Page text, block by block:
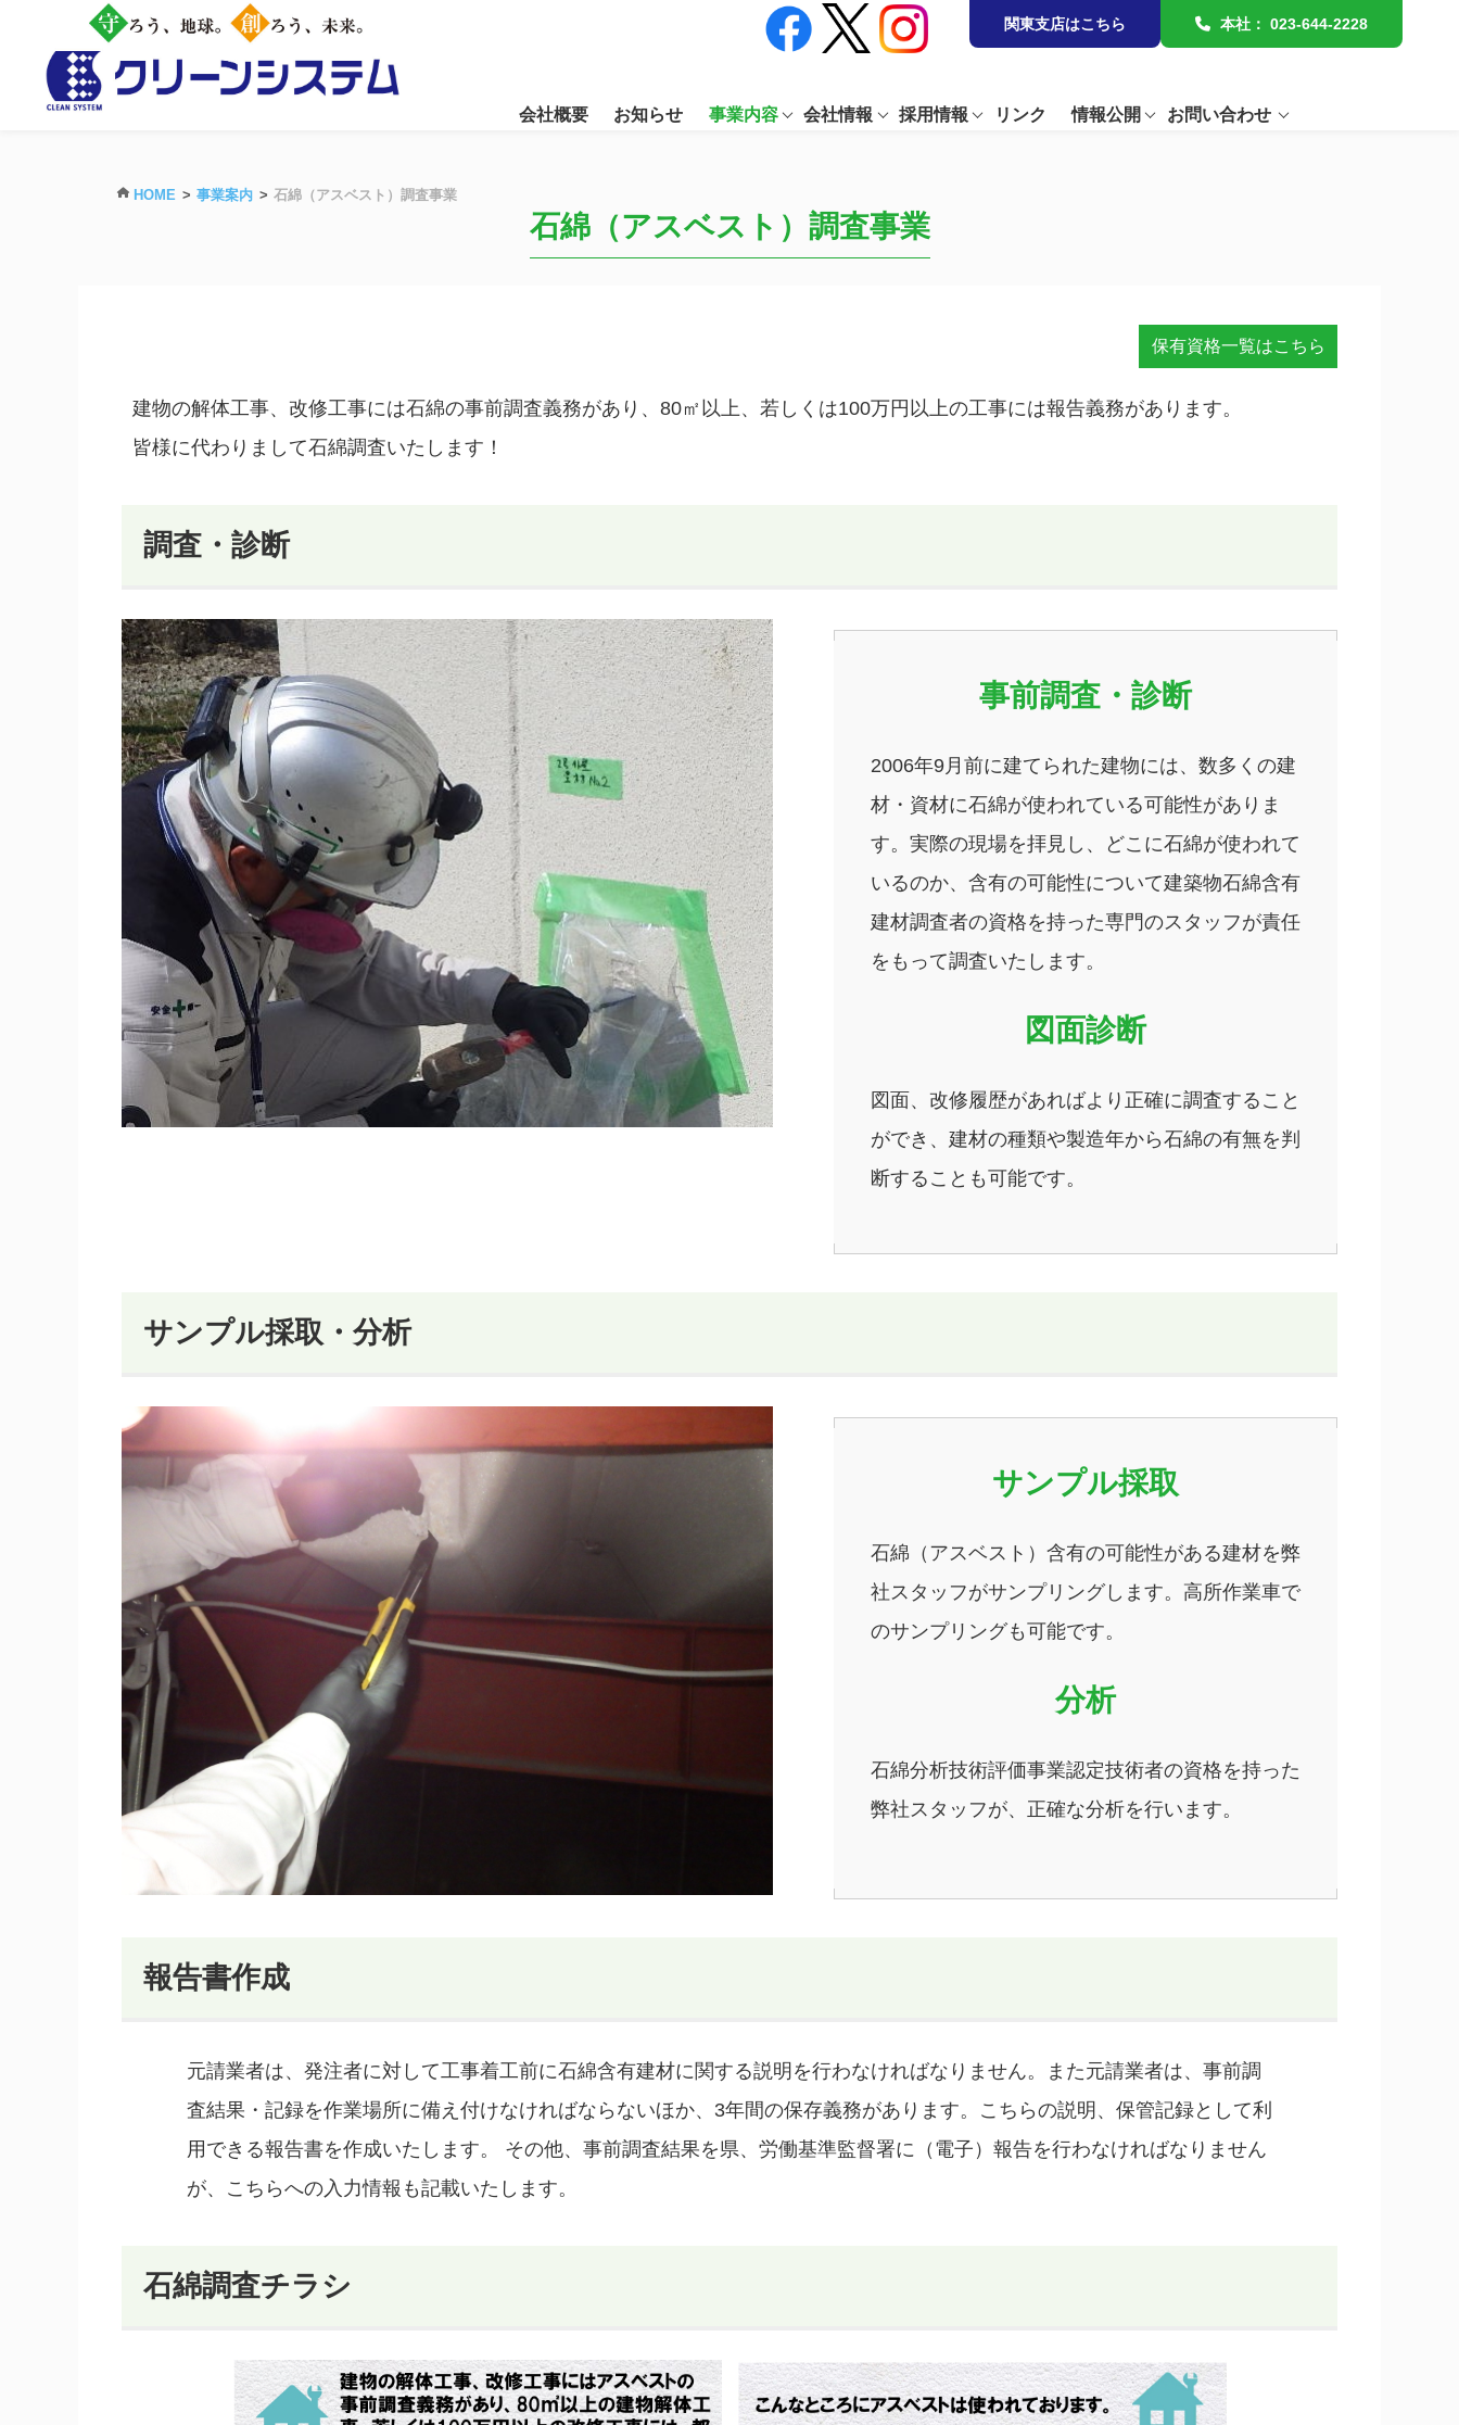
本社： 023-644-2228
関東支店はこちら
会社概要 お知らせ 事業内容 会社情報 採用情報 リンク 情報公開 お問い合わせ
HOME 事業案内 石綿（アスベスト）調査事業
石綿（アスベスト）調査事業
保有資格一覧はこちら
建物の解体工事、改修工事には石綿の事前調査義務があり、80㎡以上、若しくは100万円以上の工事には報告義務があります。
皆様に代わりまして石綿調査いたします！
調査・診断
事前調査・診断
2006年9月前に建てられた建物には、数多くの建
材・資材に石綿が使われている可能性がありま
す。実際の現場を拝見し、どこに石綿が使われて
いるのか、含有の可能性について建築物石綿含有
建材調査者の資格を持った専門のスタッフが責任
をもって調査いたします。
図面診断
図面、改修履歴があればより正確に調査すること
ができ、建材の種類や製造年から石綿の有無を判
断することも可能です。
サンプル採取・分析
サンプル採取
石綿（アスベスト）含有の可能性がある建材を弊
社スタッフがサンプリングします。高所作業車で
のサンプリングも可能です。
分析
石綿分析技術評価事業認定技術者の資格を持った
弊社スタッフが、正確な分析を行います。
報告書作成
元請業者は、発注者に対して工事着工前に石綿含有建材に関する説明を行わなければなりません。また元請業者は、事前調
査結果・記録を作業場所に備え付けなければならないほか、3年間の保存義務があります。こちらの説明、保管記録として利
用できる報告書を作成いたします。 その他、事前調査結果を県、労働基準監督署に（電子）報告を行わなければなりません
が、こちらへの入力情報も記載いたします。
石綿調査チラシ